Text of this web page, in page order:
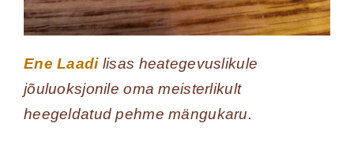
Ene Laadilisas heategevuslikule
jõuluoksjonile oma meisterlikult
heegeldatud pehme mängukaru.